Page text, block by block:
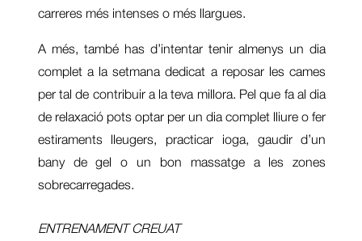
carreres més intenses o més llargues.
A més, també has d’intentar tenir almenys un dia
complet a la setmana dedicat a reposar les cames
per tal de contribuir a la teva millora. Pel que fa al dia
de relaxació pots optar per un dia complet lliure o fer
estiraments lleugers, practicar ioga, gaudir d’un
bany de gel o un bon massatge a les zones
sobrecarregades.
ENTRENAMENT CREUAT